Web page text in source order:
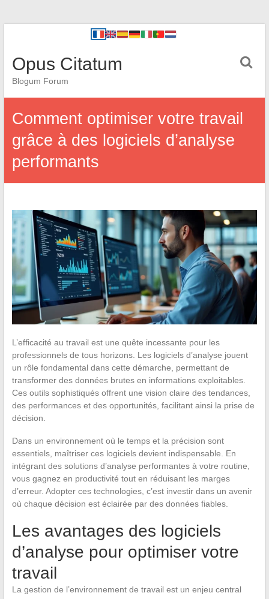
Opus Citatum
Blogum Forum
Comment optimiser votre travail
grâce à des logiciels d’analyse
performants
L’efficacité au travail est une quête incessante pour les
professionnels de tous horizons. Les logiciels d’analyse jouent
un rôle fondamental dans cette démarche, permettant de
transformer des données brutes en informations exploitables.
Ces outils sophistiqués offrent une vision claire des tendances,
des performances et des opportunités, facilitant ainsi la prise de
décision.
Dans un environnement où le temps et la précision sont
essentiels, maîtriser ces logiciels devient indispensable. En
intégrant des solutions d’analyse performantes à votre routine,
vous gagnez en productivité tout en réduisant les marges
d’erreur. Adopter ces technologies, c’est investir dans un avenir
où chaque décision est éclairée par des données fiables.
Les avantages des logiciels
d’analyse pour optimiser votre
travail
La gestion de l’environnement de travail est un enjeu central